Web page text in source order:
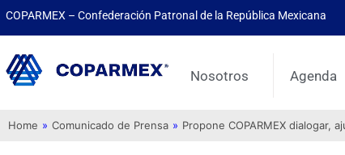
COPARMEX – Confederación Patronal de la República Mexicana
Nosotros Agenda
Home » Comunicado de Prensa » Propone COPARMEX